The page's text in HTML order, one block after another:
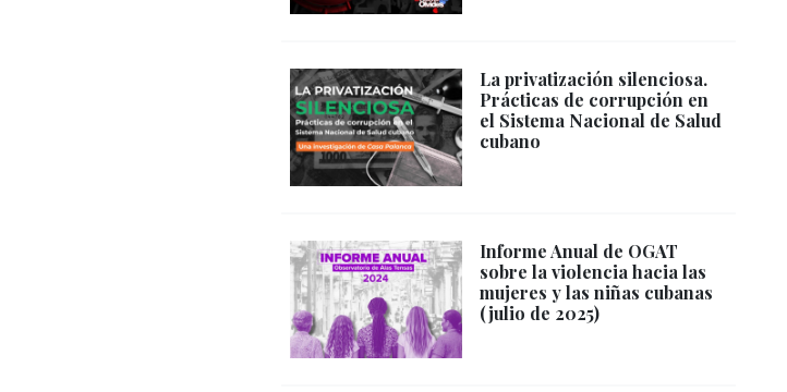
La privatización silenciosa.
Prácticas de corrupción en
el Sistema Nacional de Salud
cubano
Informe Anual de OGAT
sobre la violencia hacia las
mujeres y las niñas cubanas
(julio de 2025)